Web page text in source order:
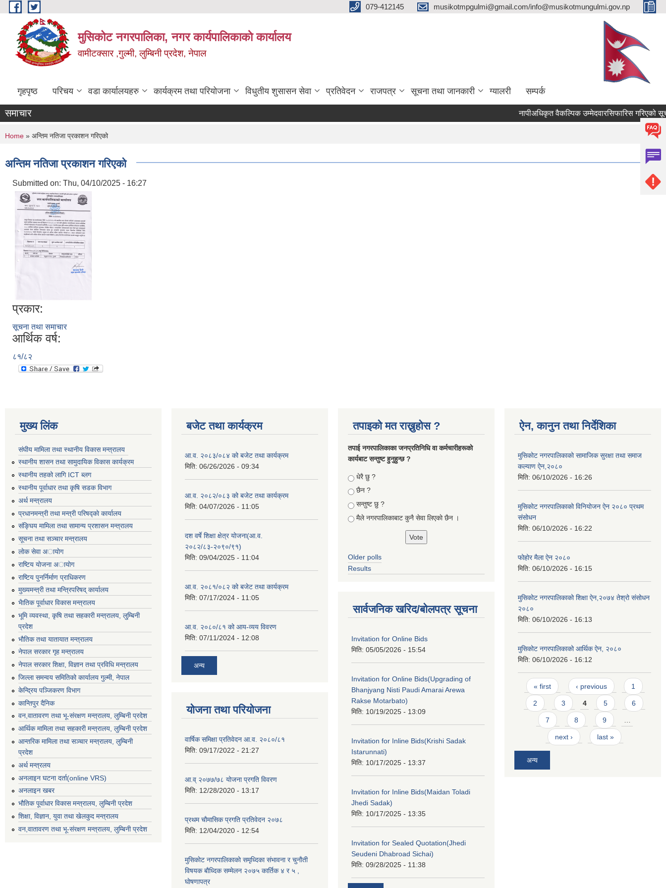
Skip to main content 079-412145 musikotmpgulmi@gmail.com/info@musikotmungulmi.gov.np
मुसिकोट नगरपालिका, नगर कार्यपालिकाकाे कार्यालय
वामीटक्सार ,गुल्मी, लुम्बिनी प्रदेश, नेपाल
गृहपृष्ठ परिचय वडा कार्यालयहरु कार्यक्रम तथा परियोजना विधुतीय शुसासन सेवा प्रतिवेदन राजपत्र सूचना तथा जानकारी ग्यालरी सम्पर्क
समाचार नापीअधिकृत वैकल्पिक उम्मेदवारसिफारिस गरिएको सूचना।
You are here
Home » अन्तिम नतिजा प्रकाशन गरिएको
अन्तिम नतिजा प्रकाशन गरिएको
Submitted on: Thu, 04/10/2025 - 16:27
प्रकार:
सूचना तथा समाचार
आर्थिक वर्ष:
८१/८२
मुख्य लिंक
संघीय मामिला तथा स्थानीय विकास मन्त्रालय
स्थानीय शासन तथा सामुदायिक विकास कार्यक्रम
स्थानीय तहको लागि ICT ब्लग
स्थानीय पूर्वाधार तथा कृषि सडक विभाग
अर्थ मन्त्रालय
प्रधानमन्त्री तथा मन्त्री परिषद्काे कार्यालय
संङ्घिय मामिला तथा सामान्य प्रशासन मन्त्रालय
सूचना तथा सञ्चार मन्त्रालय
लाेक सेवा अायाेग
राष्टिय याेजना अायाेग
राष्टिय पुनर्निर्माण प्राधिकरण
मुख्यमन्त्री तथा मन्त्रिपरिषद् कार्यालय
भैातिक पूर्वाधार विकास मन्त्रालय
भूमि व्यवस्था, कृषि तथा सहकारी मन्त्रालय, लु्म्बिनी
प्रदेश
भाैतिक तथा यातायात मन्त्रालय
नेपाल सरकार गृह मन्त्रालय
नेपाल सरकार शिक्षा, विज्ञान तथा प्रविधि मन्त्रालय
जिल्ला समन्वय समितिको कार्यालय गुल्मी, नेपाल
केन्द्रिय पञ्जिकरण विभाग
कान्तिपुर दैनिक
वन,वातावरण तथा भू-संरक्षण मन्त्रालय, लुम्बिनी प्रदेश
आर्थिक मामिला तथा सहकारी मन्त्रालय, लुम्बिनी प्रदेश
आन्तरिक मामिला तथा सञ्चार मन्त्रालय, लुम्बिनी
प्रदेश
अर्थ मन्त्रलय
अनलाइन घटना दर्ता(online VRS)
अनलाइन खबर
भौतिक पूर्वाधार विकास मन्त्रालय, लुम्बिनी प्रदेश
शिक्षा, विज्ञान, युवा तथा खेलकुद मन्‍‍त्रालय
वन,वातावरण तथा भू-संरक्षण मन्त्रालय, लुम्बिनी प्रदेश
बजेट तथा कार्यक्रम
आ.व. २०८३/०८४ को बजेट तथा कार्यक्रम
मिति: 06/26/2026 - 09:34
आ.व. २०८२/०८३ को बजेट तथा कार्यक्रम
मिति: 04/07/2026 - 11:05
दश वर्षे शिक्षा क्षेत्र योजना(आ.व.
२०८२/८३-२०९०/९१)
मिति: 09/04/2025 - 11:04
आ.व. २०८१/०८२ को बजेट तथा कार्यक्रम
मिति: 07/17/2024 - 11:05
आ.व. २०८०/८१ को आय-व्यय विवरण
मिति: 07/11/2024 - 12:08
अन्य
योजना तथा परियोजना
वार्षिक समिक्षा प्रतिवेदन आ.व. २०८०/८१
मिति: 09/17/2022 - 21:27
आ.व् २०७७/७८ योजना प्रगति विवरण
मिति: 12/28/2020 - 13:17
प्रथम चाैमासिक प्रगति प्रतिवेदन २०७८
मिति: 12/04/2020 - 12:54
मुसिकाेट नगरपालिकाकाे समृध्दिका संभावना र चुनाैती
विषयक बाैध्दिक सम्मेलन २०७५ कार्तिक ४ र ५ ,
घाेषणापत्र
तपाइको मत राख्नुहोस ?
तपा‌ई नगरपालिकाका जनप्रतिनिधि वा कर्मचारीहरूकाे
कार्यबाट सन्तुष्ट हुनुहुन्छ ?
Choices
धेरै छु ?
छैन ?
सन्तुष्ट छु ?
मैले नगरपालिकाबाट कुनै सेवा लिएकाे छैन ।
Older polls
Results
सार्वजनिक खरिद/बोलपत्र सूचना
Invitation for Online Bids
मिति: 05/05/2026 - 15:54
Invitation for Online Bids(Upgrading of
Bhanjyang Nisti Paudi Amarai Arewa
Rakse Motarbato)
मिति: 10/19/2025 - 13:09
Invitation for Inline Bids(Krishi Sadak
Istarunnati)
मिति: 10/17/2025 - 13:37
Invitation for Inline Bids(Maidan Toladi
Jhedi Sadak)
मिति: 10/17/2025 - 13:35
Invitation for Sealed Quotation(Jhedi
Seudeni Dhabroad Sichai)
मिति: 09/28/2025 - 11:38
ऐन, कानुन तथा निर्देशिका
मुसिकोट नगरपालिकाको सामाजिक सुरक्षा तथा समाज
कल्याण ऐन,२०८०
मिति: 06/10/2026 - 16:26
मुसिकोट नगरपालिकाको विनियोजन ऐन २०८० प्रथम
संसोधन
मिति: 06/10/2026 - 16:22
फोहोर मैला ऐन २०८०
मिति: 06/10/2026 - 16:15
मुसिकोट नगरपालिकाको शिक्षा ऐन,२०७४ तेश्रो संसोधन
२०८०
मिति: 06/10/2026 - 16:13
मुसिकोट नगरपालिकाको आर्थिक ऐन, २०८०
मिति: 06/10/2026 - 16:12
Pages
« first ‹ previous 1
2 3 4 5 6
7 8 9 …
next › last »
अन्य